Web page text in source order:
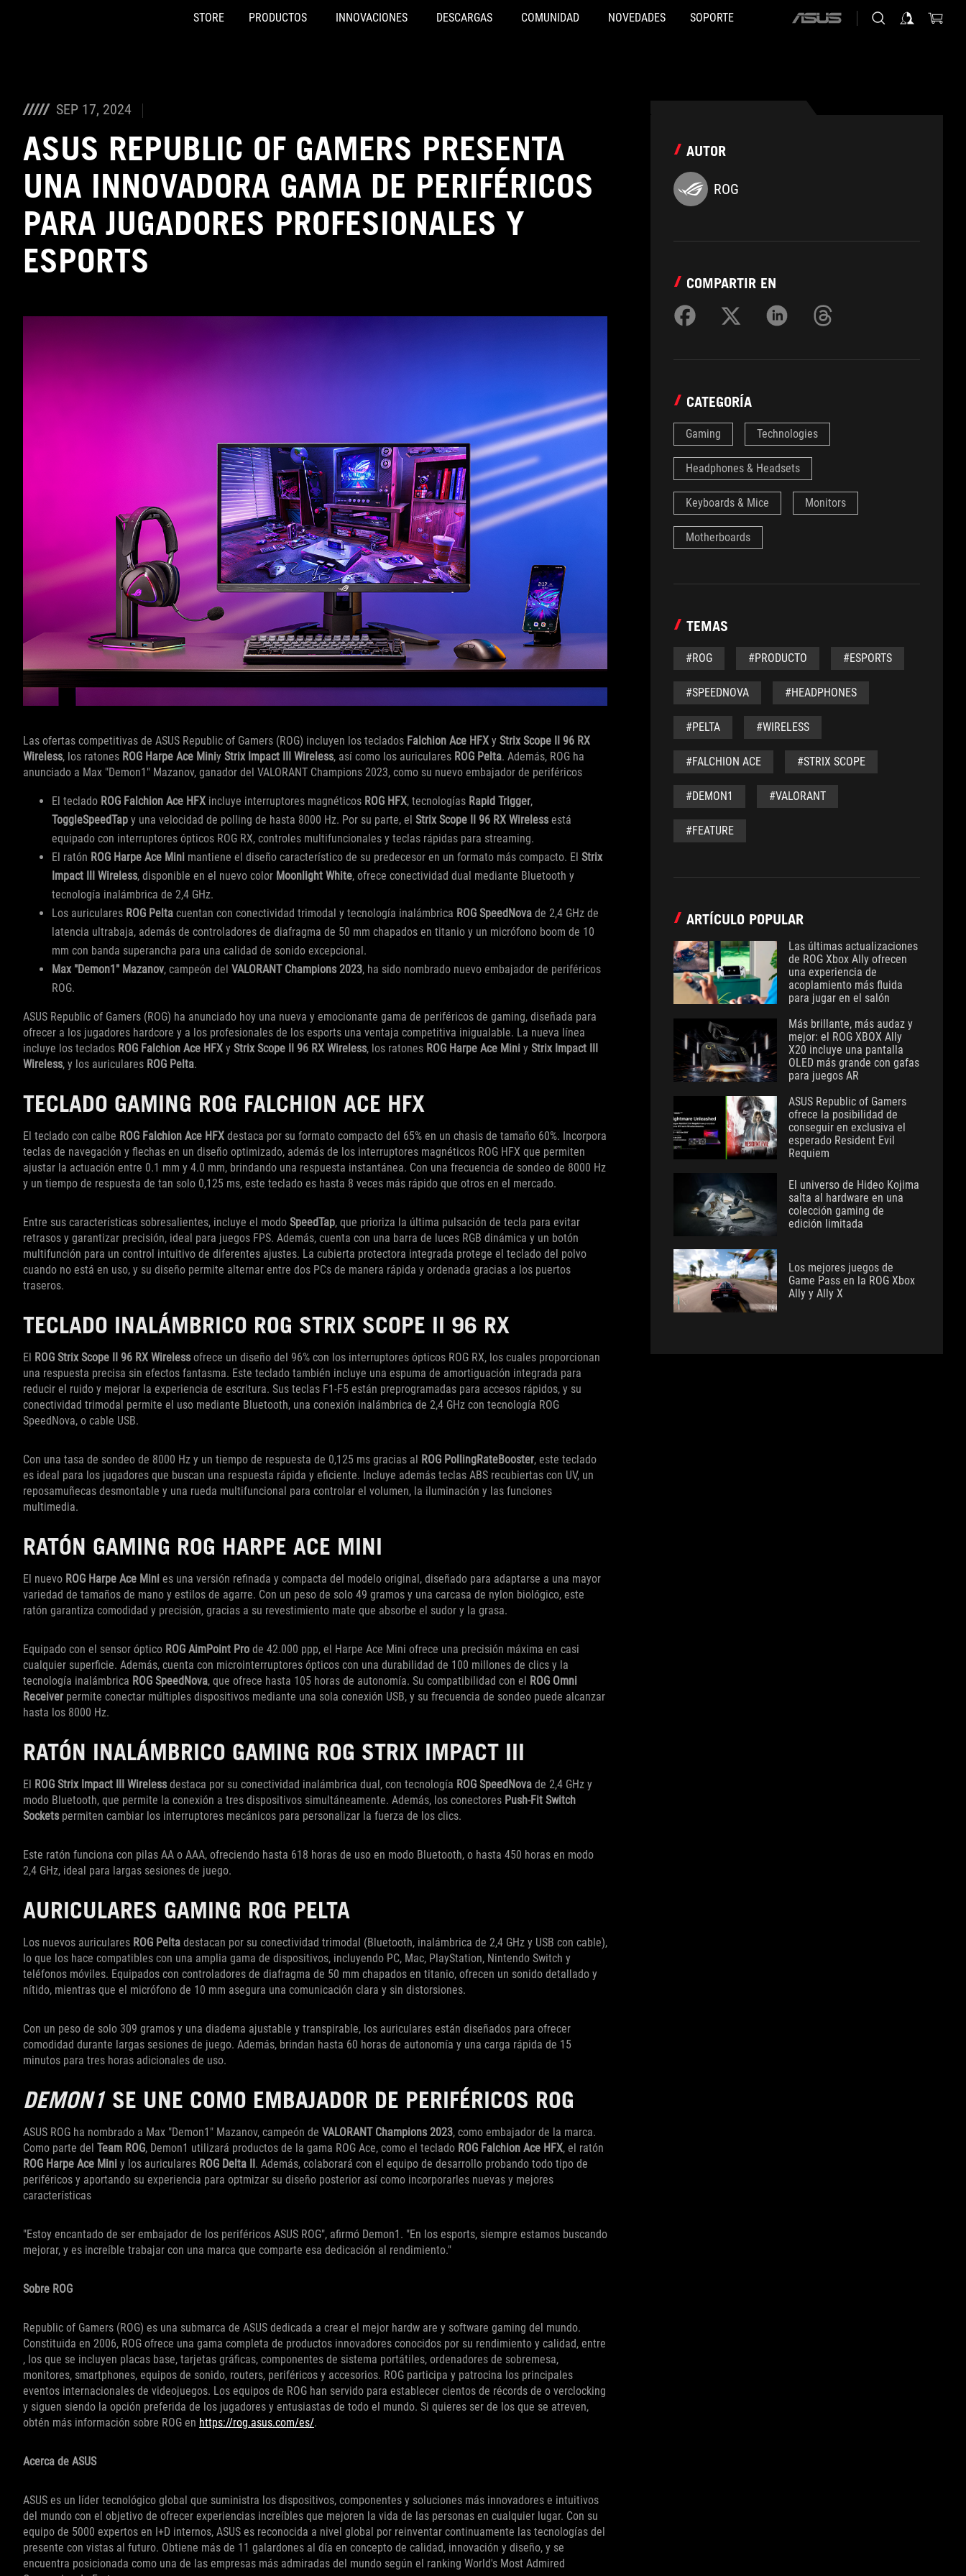
STORE PRODUCTOS INNOVACIONES DESCARGAS COMUNIDAD NOVEDADES SOPORTE
ASUS
SEP 17, 2024
ASUS REPUBLIC OF GAMERS PRESENTA
UNA INNOVADORA GAMA DE PERIFÉRICOS
PARA JUGADORES PROFESIONALES Y
ESPORTS
Las ofertas competitivas de ASUS Republic of Gamers (ROG) incluyen los teclados Falchion Ace HFX y Strix Scope II 96 RX
Wireless, los ratones ROG Harpe Ace Miniy Strix Impact III Wireless, así como los auriculares ROG Pelta. Además, ROG ha
anunciado a Max "Demon1" Mazanov, ganador del VALORANT Champions 2023, como su nuevo embajador de periféricos
El teclado ROG Falchion Ace HFX incluye interruptores magnéticos ROG HFX, tecnologías Rapid Trigger,
ToggleSpeedTap y una velocidad de polling de hasta 8000 Hz. Por su parte, el Strix Scope II 96 RX Wireless está
equipado con interruptores ópticos ROG RX, controles multifuncionales y teclas rápidas para streaming.
El ratón ROG Harpe Ace Mini mantiene el diseño característico de su predecesor en un formato más compacto. El Strix
Impact III Wireless, disponible en el nuevo color Moonlight White, ofrece conectividad dual mediante Bluetooth y
tecnología inalámbrica de 2,4 GHz.
Los auriculares ROG Pelta cuentan con conectividad trimodal y tecnología inalámbrica ROG SpeedNova de 2,4 GHz de
latencia ultrabaja, además de controladores de diafragma de 50 mm chapados en titanio y un micrófono boom de 10
mm con banda superancha para una calidad de sonido excepcional.
Max "Demon1" Mazanov, campeón del VALORANT Champions 2023, ha sido nombrado nuevo embajador de periféricos
ROG.
ASUS Republic of Gamers (ROG) ha anunciado hoy una nueva y emocionante gama de periféricos de gaming, diseñada para
ofrecer a los jugadores hardcore y a los profesionales de los esports una ventaja competitiva inigualable. La nueva línea
incluye los teclados ROG Falchion Ace HFX y Strix Scope II 96 RX Wireless, los ratones ROG Harpe Ace Mini y Strix Impact III
Wireless, y los auriculares ROG Pelta.
TECLADO GAMING ROG FALCHION ACE HFX
El teclado con calbe ROG Falchion Ace HFX destaca por su formato compacto del 65% en un chasis de tamaño 60%. Incorpora
teclas de navegación y flechas en un diseño optimizado, además de los interruptores magnéticos ROG HFX que permiten
ajustar la actuación entre 0.1 mm y 4.0 mm, brindando una respuesta instantánea. Con una frecuencia de sondeo de 8000 Hz
y un tiempo de respuesta de tan solo 0,125 ms, este teclado es hasta 8 veces más rápido que otros en el mercado.
Entre sus características sobresalientes, incluye el modo SpeedTap, que prioriza la última pulsación de tecla para evitar
retrasos y garantizar precisión, ideal para juegos FPS. Además, cuenta con una barra de luces RGB dinámica y un botón
multifunción para un control intuitivo de diferentes ajustes. La cubierta protectora integrada protege el teclado del polvo
cuando no está en uso, y su diseño permite alternar entre dos PCs de manera rápida y ordenada gracias a los puertos
traseros.
TECLADO INALÁMBRICO ROG STRIX SCOPE II 96 RX
El ROG Strix Scope II 96 RX Wireless ofrece un diseño del 96% con los interruptores ópticos ROG RX, los cuales proporcionan
una respuesta precisa sin efectos fantasma. Este teclado también incluye una espuma de amortiguación integrada para
reducir el ruido y mejorar la experiencia de escritura. Sus teclas F1-F5 están preprogramadas para accesos rápidos, y su
conectividad trimodal permite el uso mediante Bluetooth, una conexión inalámbrica de 2,4 GHz con tecnología ROG
SpeedNova, o cable USB.
Con una tasa de sondeo de 8000 Hz y un tiempo de respuesta de 0,125 ms gracias al ROG PollingRateBooster, este teclado
es ideal para los jugadores que buscan una respuesta rápida y eficiente. Incluye además teclas ABS recubiertas con UV, un
reposamuñecas desmontable y una rueda multifuncional para controlar el volumen, la iluminación y las funciones
multimedia.
RATÓN GAMING ROG HARPE ACE MINI
El nuevo ROG Harpe Ace Mini es una versión refinada y compacta del modelo original, diseñado para adaptarse a una mayor
variedad de tamaños de mano y estilos de agarre. Con un peso de solo 49 gramos y una carcasa de nylon biológico, este
ratón garantiza comodidad y precisión, gracias a su revestimiento mate que absorbe el sudor y la grasa.
Equipado con el sensor óptico ROG AimPoint Pro de 42.000 ppp, el Harpe Ace Mini ofrece una precisión máxima en casi
cualquier superficie. Además, cuenta con microinterruptores ópticos con una durabilidad de 100 millones de clics y la
tecnología inalámbrica ROG SpeedNova, que ofrece hasta 105 horas de autonomía. Su compatibilidad con el
ROG Omni
Receiverpermite conectar múltiples dispositivos mediante una sola conexión USB, y su frecuencia de sondeo puede alcanzar
hasta los 8000 Hz.
RATÓN INALÁMBRICO GAMING ROG STRIX IMPACT III
El ROG Strix Impact III Wireless destaca por su conectividad inalámbrica dual, con tecnología ROG SpeedNova de 2,4 GHz y
modo Bluetooth, que permite la conexión a tres dispositivos simultáneamente. Además, los conectores Push-Fit Switch
Sockets permiten cambiar los interruptores mecánicos para personalizar la fuerza de los clics.
Este ratón funciona con pilas AA o AAA, ofreciendo hasta 618 horas de uso en modo Bluetooth, o hasta 450 horas en modo
2,4 GHz, ideal para largas sesiones de juego.
AURICULARES GAMING ROG PELTA
Los nuevos auriculares ROG Pelta destacan por su conectividad trimodal (Bluetooth, inalámbrica de 2,4 GHz y USB con cable),
lo que los hace compatibles con una amplia gama de dispositivos, incluyendo PC, Mac, PlayStation, Nintendo Switch y
teléfonos móviles. Equipados con controladores de diafragma de 50 mm chapados en titanio, ofrecen un sonido detallado y
nítido, mientras que el micrófono de 10 mm asegura una comunicación clara y sin distorsiones.
Con un peso de solo 309 gramos y una diadema ajustable y transpirable, los auriculares están diseñados para ofrecer
comodidad durante largas sesiones de juego. Además, brindan hasta 60 horas de autonomía y una carga rápida de 15
minutos para tres horas adicionales de uso.
DEMON1 SE UNE COMO EMBAJADOR DE PERIFÉRICOS ROG
ASUS ROG ha nombrado a Max "Demon1" Mazanov, campeón de VALORANT Champions 2023, como embajador de la marca.
Como parte del Team ROG, Demon1 utilizará productos de la gama ROG Ace, como el teclado ROG Falchion Ace HFX, el ratón
ROG Harpe Ace Mini y los auriculares ROG Delta II . Además, colaborará con el equipo de desarrollo probando todo tipo de
periféricos y aportando su experiencia para optmizar su diseño posterior así como incorporarles nuevas y mejores
características
"Estoy encantado de ser embajador de los periféricos ASUS ROG", afirmó Demon1. "En los esports, siempre estamos buscando
mejorar, y es increíble trabajar con una marca que comparte esa dedicación al rendimiento."
Sobre ROG
Republic of Gamers (ROG) es una submarca de ASUS dedicada a crear el mejor hardw are y software gaming del mundo.
Constituida en 2006, ROG ofrece una gama completa de productos innovadores conocidos por su rendimiento y calidad, entre
, los que se incluyen placas base, tarjetas gráficas, componentes de sistema portátiles, ordenadores de sobremesa,
monitores, smartphones, equipos de sonido, routers, periféricos y accesorios. ROG participa y patrocina los principales
eventos internacionales de videojuegos. Los equipos de ROG han servido para establecer cientos de récords de o verclocking
y siguen siendo la opción preferida de los jugadores y entusiastas de todo el mundo. Si quieres ser de los que se atreven,
obtén más información sobre ROG en https://rog.asus.com/es/.
Acerca de ASUS
ASUS es un líder tecnológico global que suministra los dispositivos, componentes y soluciones más innovadores e intuitivos
del mundo con el objetivo de ofrecer experiencias increíbles que mejoren la vida de las personas en cualquier lugar. Con su
equipo de 5000 expertos en I+D internos, ASUS es reconocida a nivel global por reinventar continuamente las tecnologías del
presente con vistas al futuro. Obtiene más de 11 galardones al día en concepto de calidad, innovación y diseño, y se
encuentra posicionada como una de las empresas más admiradas del mundo según el ranking World's Most Admired
AUTOR
ROG
COMPARTIR EN
CATEGORÍA
Gaming Technologies
Headphones & Headsets
Keyboards & Mice Monitors
Motherboards
TEMAS
#ROG #PRODUCTO #ESPORTS
#SPEEDNOVA #HEADPHONES
#PELTA #WIRELESS
#FALCHION ACE #STRIX SCOPE
#DEMON1 #VALORANT
#FEATURE
ARTÍCULO POPULAR
Las últimas actualizaciones
de ROG Xbox Ally ofrecen
una experiencia de
acoplamiento más fluida
para jugar en el salón
Más brillante, más audaz y
mejor: el ROG XBOX Ally
X20 incluye una pantalla
OLED más grande con gafas
para juegos AR
ASUS Republic of Gamers
ofrece la posibilidad de
conseguir en exclusiva el
esperado Resident Evil
Requiem
El universo de Hideo Kojima
salta al hardware en una
colección gaming de
edición limitada
Los mejores juegos de
Game Pass en la ROG Xbox
Ally y Ally X